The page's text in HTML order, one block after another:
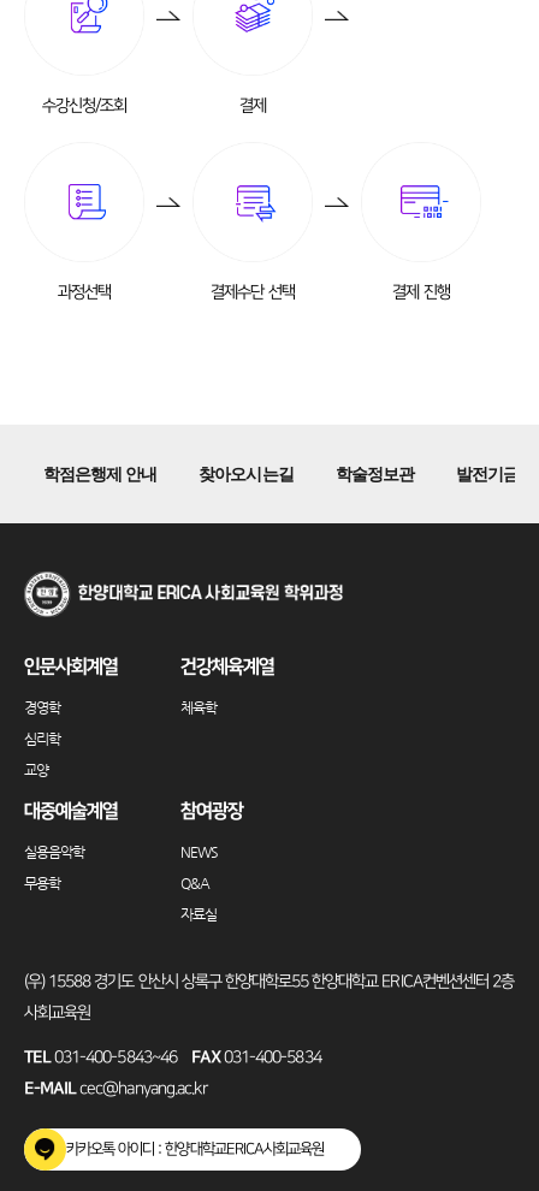
수강신청/조회 결제
과정선택 결제수단 선택 결제 진행
학점은행제 안내 찾아오시는길 학술정보관 발전기금
인문사회계열
경영학
심리학
교양
건강체육계열
체육학
대중예술계열
실용음악학
무용학
참여광장
NEWS
Q&A
자료실
(우) 15588 경기도 안산시 상록구 한양대학로55 한양대학교 ERICA컨벤션센터 2층
사회교육원
TEL031-400-5843~46 FAX031-400-5834
E-MAILcec@hanyang.ac.kr
카카오톡 아이디 : 한양대학교ERICA사회교육원